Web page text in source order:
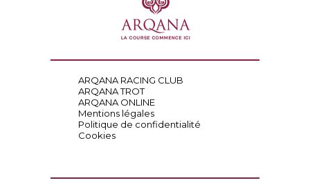
ARQANA RACING CLUB
ARQANA TROT
ARQANA ONLINE
Mentions légales
Politique de confidentialité
Cookies